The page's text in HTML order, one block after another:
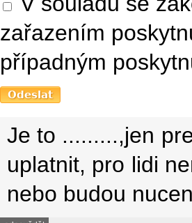
zařazením
případným
Je to .........,jen
uplatnit, pro lidi
nebo budou